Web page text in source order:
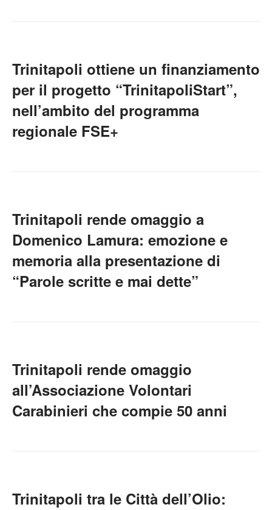
Trinitapoli ottiene un finanziamento
per il progetto “TrinitapoliStart”,
nell’ambito del programma
regionale FSE+
Trinitapoli rende omaggio a
Domenico Lamura: emozione e
memoria alla presentazione di
“Parole scritte e mai dette”
Trinitapoli rende omaggio
all’Associazione Volontari
Carabinieri che compie 50 anni
Trinitapoli tra le Città dell’Olio: